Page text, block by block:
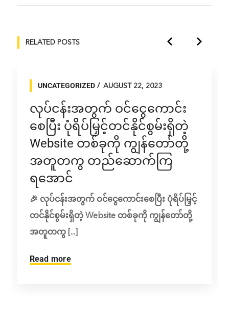
RELATED POSTS
UNCATEGORIZED AUGUST 22, 2023
လုပ်ငန်းအတွက် ဝင်ငွေကောင်း
စေပြီး ပုံရိပ်မြှင့်တင်နိုင်စွမ်းရှိတဲ့
Website တစ်ခုကို ကျွန်တော်တို့
အတူတကွ တည်ဆောက်ကြ
ရအောင်
🎉 လုပ်ငန်းအတွက် ဝင်ငွေကောင်းစေပြီး ပုံရိပ်မြှင့်
တင်နိုင်စွမ်းရှိတဲ့ Website တစ်ခုကို ကျွန်တော်တို့
အတူတကွ [...]
Read more